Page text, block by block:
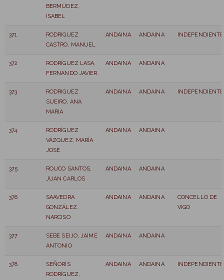
BERMÚDEZ,
ISABEL
371
RODRIGUEZ
CASTRO, MANUEL
ANDAINA ANDAINA INDEPENDIENTE
372
RODRÍGUEZ LASA,
FERNANDO JAVIER
ANDAINA ANDAINA
373
RODRIGUEZ
SUEIRO, ANA
MARIA
ANDAINA ANDAINA INDEPENDIENTE
374
RODRÍGUEZ
VÁZQUEZ, MARÍA
JOSÉ
ANDAINA ANDAINA
375
ROUCO SANTOS,
JUAN CARLOS
ANDAINA ANDAINA
376
SAAVEDRA
GONZÁLEZ,
NARCISO
ANDAINA ANDAINA
CONCELLO DE
VIGO
377
SEBE SEIJO, JAIME
ANTONIO
ANDAINA ANDAINA
378
SEÑORÍS
RODRÍGUEZ,
ANDAINA ANDAINA INDEPENDIENTE